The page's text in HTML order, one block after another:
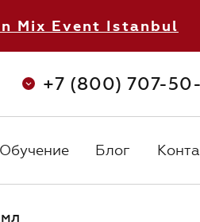
Mix Event Istanbul
+7 (800) 707-
Обучение
Обучение Блог
Блог
707-50-92
С 8:30 до